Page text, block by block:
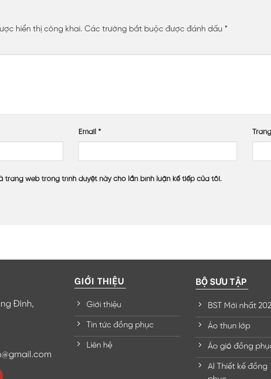
hiển thị công khai. Các trường bắt buộc được đánh dấu *
Email*
trang web trong trình duyệt này cho lần bình luận kế tiếp của tôi.
Đình,
GIỚI THIỆU
Giới thiệu
Tin tức đồng phục
Liên hệ
BỘ SƯU TẬP
BST Mới nhất
Áo thun lớp
Áo gió đồng
AI Thiết kế đồng